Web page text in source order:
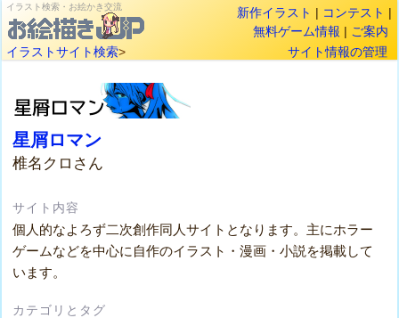
イラスト検索・お絵かき交流 新作イラスト | コンテスト |
無料ゲーム情報 | ご案内
イラストサイト検索> サイト情報の管理
星屑ロマン
椎名クロさん
サイト内容
個人的なよろず二次創作同人サイトとなります。主にホラー
ゲームなどを中心に自作のイラスト・漫画・小説を掲載して
います。
カテゴリとタグ